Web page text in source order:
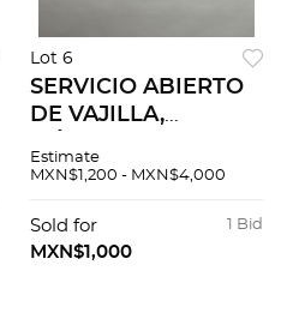
Lot 6
SERVICIO ABIERTO
DE VAJILLA,
Elaborada en
policromada. Sellada
inferior Guevara
Estimate
MXN$1,200 - MXN$4,000
1 Bid
Sold for
MXN$1,000